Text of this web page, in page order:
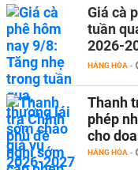
Giá cà
tuần
2026-
HÀNG HÓA -
Thanh
phép
cho
HÀNG HÓA -